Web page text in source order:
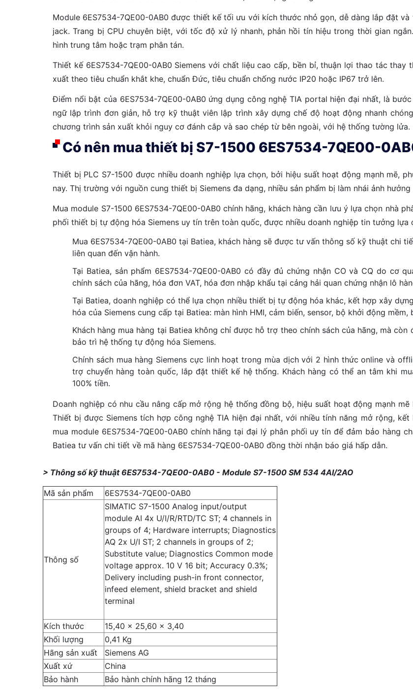
Module 6ES7534-7QE00-0AB0 được thiết kế tối ưu với kích thước nhỏ gọn, dễ dàng lắp đặt
jack. Trang bị CPU chuyên biệt, với tốc độ xử lý nhanh, phản hồi tín hiệu trong thời gian
hình trung tâm hoặc trạm phân tán.
Thiết kế 6ES7534-7QE00-0AB0 Siemens với chất liệu cao cấp, bền bỉ, thuận lợi thao tác
xuất theo tiêu chuẩn khắt khe, chuẩn Đức, tiêu chuẩn chống nước IP20 hoặc IP67 trở lên.
Điểm nổi bật của 6ES7534-7QE00-0AB0 ứng dụng công nghệ TIA portal hiện đại nhất, là
ngữ lập trình đơn giản, hỗ trợ kỹ thuật viên lập trình xây dựng chế độ hoạt động nhanh
chương trình sản xuất khỏi nguy cơ đánh cắp và sao chép từ bên ngoài, với hệ thống tường lửa.
Có nên mua thiết bị S7-1500 6ES7534-7QE00-
Thiết bị PLC S7-1500 được nhiều doanh nghiệp lựa chọn, bởi hiệu suất hoạt động mạnh mẽ,
nay. Thị trường với nguồn cung thiết bị Siemens đa dạng, nhiều sản phẩm bị làm nhái ảnh
Mua module S7-1500 6ES7534-7QE00-0AB0 chính hãng, khách hàng cần lưu ý lựa chọn nhà
phối thiết bị tự động hóa Siemens uy tín trên toàn quốc, được nhiều doanh nghiệp tin tưởng lựa
Mua 6ES7534-7QE00-0AB0 tại Batiea, khách hàng sẽ được tư vấn thông số kỹ thuật chi
liên quan đến vận hành.
Tại Batiea, sản phẩm 6ES7534-7QE00-0AB0 có đầy đủ chứng nhận CO và CQ do cơ
chính sách của hãng, hóa đơn VAT, hóa đơn nhập khẩu tại cảng hải quan chứng nhận lô
Tại Batiea, doanh nghiệp có thể lựa chọn nhiều thiết bị tự động hóa khác, kết hợp xây
hóa của Siemens cung cấp tại Batiea: màn hình HMI, cảm biến, sensor, bộ khởi động
Khách hàng mua hàng tại Batiea không chỉ được hỗ trợ theo chính sách của hãng, mà
bảo trì hệ thống tự động hóa Siemens.
Chính sách mua hàng Siemens cực linh hoạt trong mùa dịch với 2 hình thức online và
trợ chuyển hàng toàn quốc, lắp đặt thiết kế hệ thống. Khách hàng có thể an tâm khi
100% tiền.
Doanh nghiệp có nhu cầu nâng cấp mở rộng hệ thống đồng bộ, hiệu suất hoạt động mạnh
Thiết bị được Siemens tích hợp công nghệ TIA hiện đại nhất, với nhiều tính năng mở rộng,
mua module 6ES7534-7QE00-0AB0 chính hãng tại đại lý phân phối uy tín để đảm bảo hàng
Batiea tư vấn chi tiết về mã hàng 6ES7534-7QE00-0AB0 đồng thời nhận báo giá hấp dẫn.
> Thông số kỹ thuật 6ES7534-7QE00-0AB0 - Module S7-1500 SM 534 4AI/2AO
Mã sản phẩm 6ES7534-7QE00-0AB0
Thông số
SIMATIC S7-1500 Analog input/output
module AI 4x U/I/R/RTD/TC ST; 4 channels in
groups of 4; Hardware interrupts; Diagnostics
AQ 2x U/I ST; 2 channels in groups of 2;
Substitute value; Diagnostics Common mode
voltage approx. 10 V 16 bit; Accuracy 0.3%;
Delivery including push-in front connector,
infeed element, shield bracket and shield
terminal
Kích thước
15,40 x 25,60 x 3,40
Khối lượng
0,41 Kg
Hãng sản xuất
Siemens AG
Xuất xứ
China
Bảo hành
Bảo hành chính hãng 12 tháng